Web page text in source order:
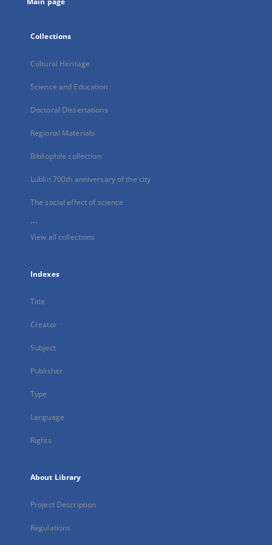
Collections
Cultural Heritage
Science and Education
Doctoral Dissertations
Regional Materials
Bibliophile collection
Lublin 700th anniversary of the city
The social effect of science
...
View all collections
Indexes
Title
Creator
Subject
Publisher
Type
Language
Rights
About Library
Project Description
Regulations